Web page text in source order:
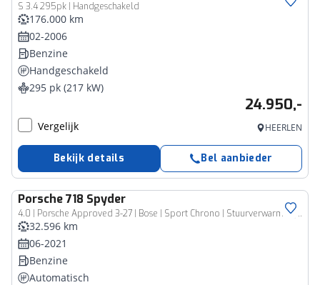
S 3.4 295pk | Handgeschakeld
176.000 km
02-2006
Benzine
Handgeschakeld
295 pk (217 kW)
24.950,-
Vergelijk HEERLEN
Bekijk details Bel aanbieder
Porsche718 Spyder
4.0 | Porsche Approved 3-27 | Bose | Sport Chrono | Stuurverwarming en Stoelverwarming | Apple carplay | PDK | Dealer onderhouden
32.596 km
06-2021
Benzine
Automatisch